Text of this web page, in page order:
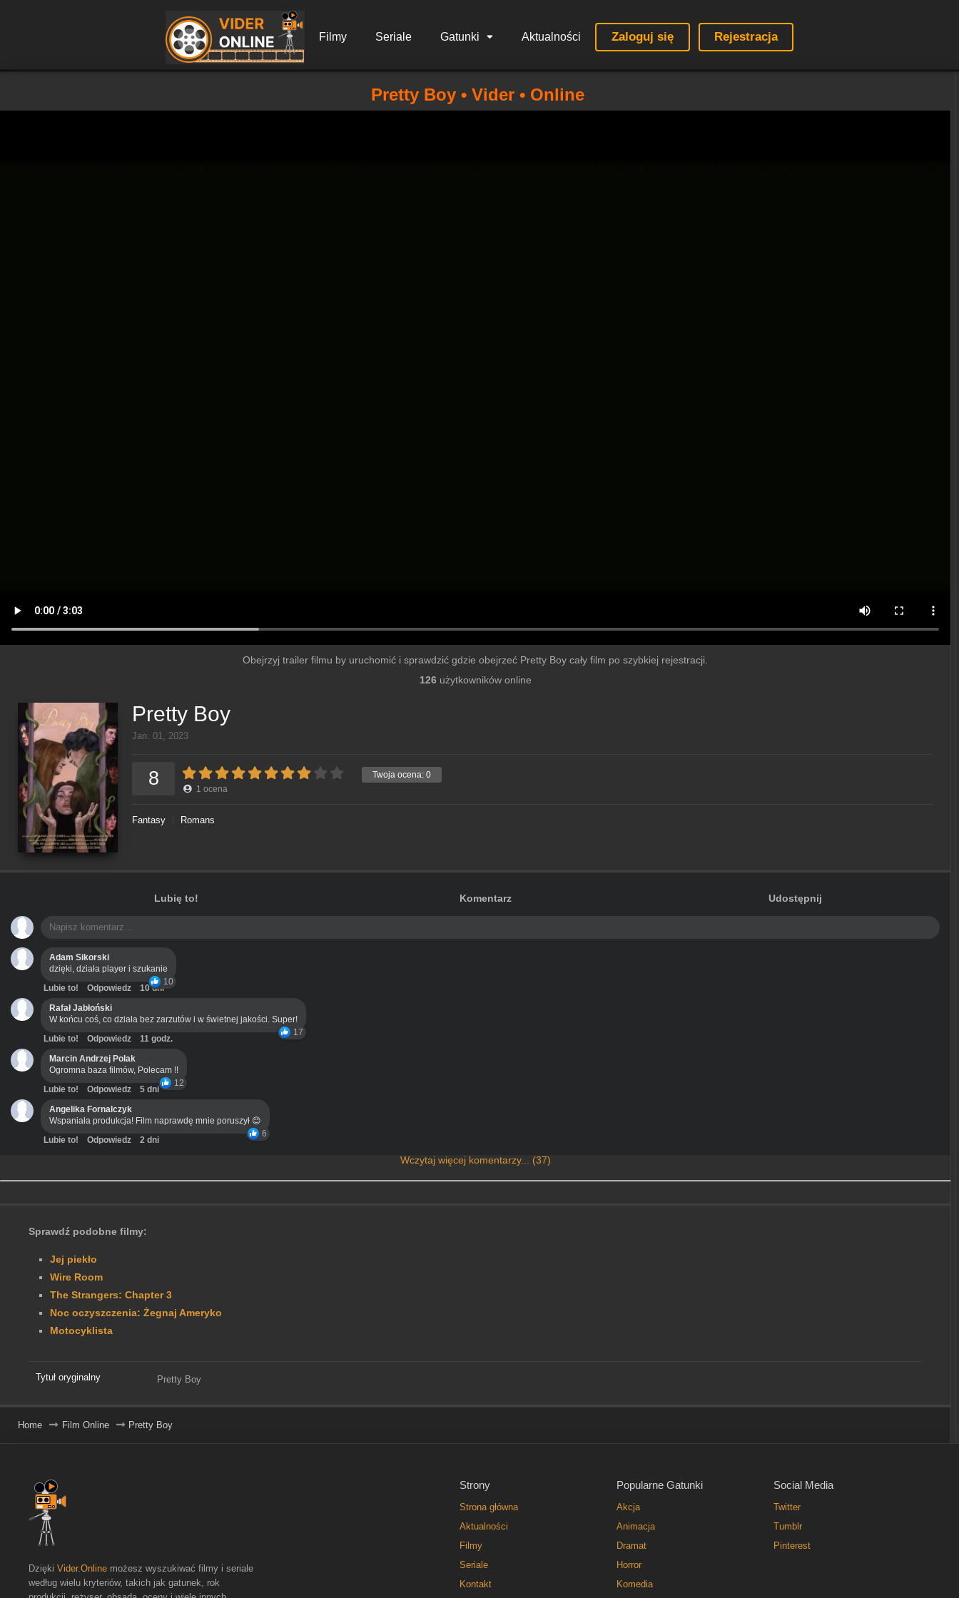
Filmy Seriale Gatunki Aktualności Zaloguj się Rejestracja
Pretty Boy • Vider • Online
Obejrzyj trailer filmu by uruchomić i sprawdzić gdzie obejrzeć Pretty Boy cały film po szybkiej rejestracji.
126użytkowników online
Pretty Boy
Jan. 01, 2023
Twoja ocena: 0
8 1 ocena
Fantasy Romans
Lubię to! Komentarz Udostępnij
Adam Sikorski
dzięki, działa player i szukanie
10
Lubie to! Odpowiedz
10 dni
Rafał Jabłoński
W końcu coś, co działa bez zarzutów i w świetnej jakości. Super!
17
Lubie to! Odpowiedz
11 godz.
Marcin Andrzej Polak
Ogromna baza filmów, Polecam !!
12
Lubie to! Odpowiedz
5 dni
Angelika Fornalczyk
Wspaniała produkcja! Film naprawdę mnie poruszył 😊
6
Lubie to! Odpowiedz 2 dni
Wczytaj więcej komentarzy... (37)
Sprawdź podobne filmy:
Jej piekło
Wire Room
The Strangers: Chapter 3
Noc oczyszczenia: Żegnaj Ameryko
Motocyklista
Tytuł oryginalny Pretty Boy
Home Film Online Pretty Boy
Strony
Strona główna
Aktualności
Filmy
Seriale
Kontakt
Popularne Gatunki
Akcja
Animacja
Dramat
Horror
Komedia
Social Media
Twitter
Tumblr
Pinterest
Dzięki Vider.Online możesz wyszukiwać filmy i seriale
według wielu kryteriów, takich jak gatunek, rok